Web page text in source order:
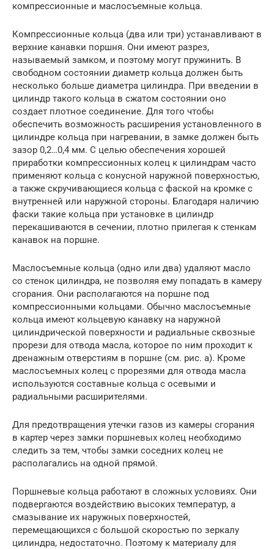
компрессионные и маслосъемные кольца.
Компрессионные кольца (два или три) устанавливают в
верхние канавки поршня. Они имеют разрез,
называемый замком, и поэтому могут пружинить. В
свободном состоянии диаметр кольца должен быть
несколько больше диаметра цилиндра. При введении в
цилиндр такого кольца в сжатом состоянии оно
создает плотное соединение. Для того чтобы
обеспечить возможность расширения установленного в
цилиндре кольца при нагревании, в замке должен быть
зазор 0,2…0,4 мм. С целью обеспечения хорошей
приработки компрессионных колец к цилиндрам часто
применяют кольца с конусной наружной поверхностью,
а также скручивающиеся кольца с фаской на кромке с
внутренней или наружной стороны. Благодаря наличию
фаски такие кольца при установке в цилиндр
перекашиваются в сечении, плотно прилегая к стенкам
канавок на поршне.
Маслосъемные кольца (одно или два) удаляют масло
со стенок цилиндра, не позволяя ему попадать в камеру
сгорания. Они располагаются на поршне под
компрессионными кольцами. Обычно маслосъемные
кольца имеют кольцевую канавку на наружной
цилиндрической поверхности и радиальные сквозные
прорези для отвода масла, которое по ним проходит к
дренажным отверстиям в поршне (см. рис. а). Кроме
маслосъемных колец с прорезями для отвода масла
используются составные кольца с осевыми и
радиальными расширителями.
Для предотвращения утечки газов из камеры сгорания
в картер через замки поршневых колец необходимо
следить за тем, чтобы замки соседних колец не
располагались на одной прямой.
Поршневые кольца работают в сложных условиях. Они
подвергаются воздействию высоких температур, а
смазывание их наружных поверхностей,
перемещающихся с большой скоростью по зеркалу
цилиндра, недостаточно. Поэтому к материалу для